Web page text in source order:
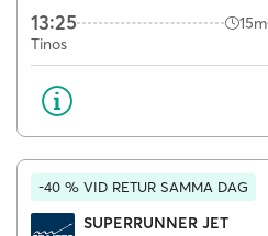
13:25 15m
Tinos
-40 % VID RETUR SAMMA DAG
SUPERRUNNER JET